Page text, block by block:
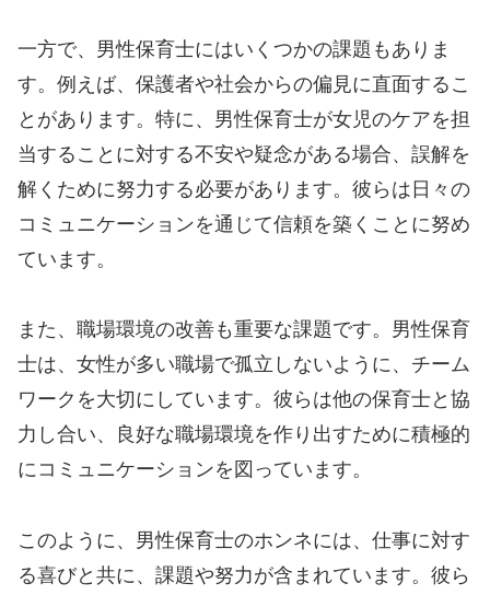
一方で、男性保育士にはいくつかの課題もありま
す。例えば、保護者や社会からの偏見に直面するこ
とがあります。特に、男性保育士が女児のケアを担
当することに対する不安や疑念がある場合、誤解を
解くために努力する必要があります。彼らは日々の
コミュニケーションを通じて信頼を築くことに努め
ています。
また、職場環境の改善も重要な課題です。男性保育
士は、女性が多い職場で孤立しないように、チーム
ワークを大切にしています。彼らは他の保育士と協
力し合い、良好な職場環境を作り出すために積極的
にコミュニケーションを図っています。
このように、男性保育士のホンネには、仕事に対す
る喜びと共に、課題や努力が含まれています。彼ら